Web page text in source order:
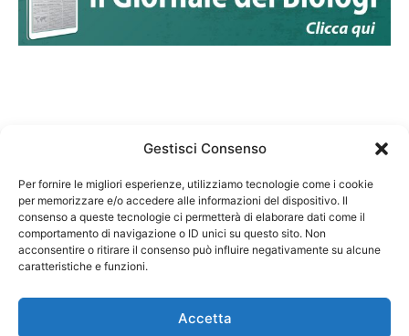
Gestisci Consenso
Per fornire le migliori esperienze, utilizziamo tecnologie come i cookie
per memorizzare e/o accedere alle informazioni del dispositivo. Il
consenso a queste tecnologie ci permetterà di elaborare dati come il
comportamento di navigazione o ID unici su questo sito. Non
acconsentire o ritirare il consenso può influire negativamente su alcune
caratteristiche e funzioni.
Accetta
Federazione Nazionale Degli Ordini dei Biologi:
codice fiscale 80069130583
Responsabile sito internet www.fnob.it: Vincenzo